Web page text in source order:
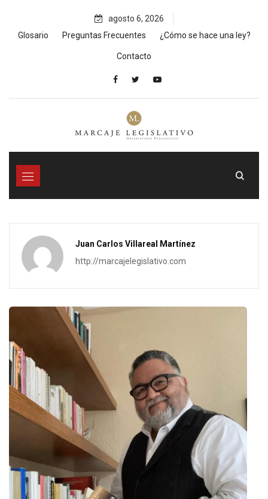
content
agosto 6, 2026
Glosario
Preguntas Frecuentes ¿Cómo se hace una ley?
Contacto
Juan Carlos Villareal Martínez
http://marcajelegislativo.com